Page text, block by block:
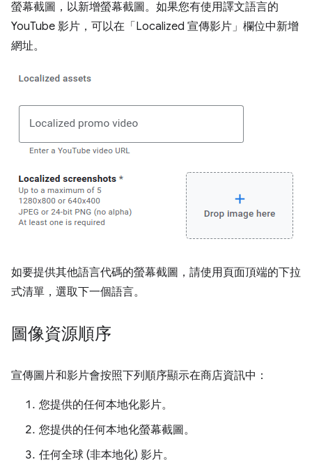
螢幕截圖，以新增螢幕截圖。如果您有使用譯文語言的
YouTube 影片，可以在「Localized 宣傳影片」 欄位中新增
網址。
如要提供其他語言代碼的螢幕截圖，請使用頁面頂端的下拉
式清單，選取下一個語言。
圖像資源順序
宣傳圖片和影片會按照下列順序顯示在商店資訊中：
您提供的任何本地化影片。
您提供的任何本地化螢幕截圖。
任何全球 (非本地化) 影片。